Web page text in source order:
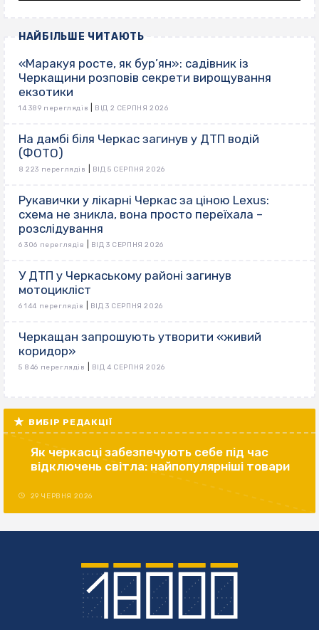
НАЙБІЛЬШЕ ЧИТАЮТЬ
«Маракуя росте, як бур’ян»: садівник із
Черкащини розповів секрети вирощування
екзотики
14 389 переглядів ВІД 2 СЕРПНЯ 2026
На дамбі біля Черкас загинув у ДТП водій
(ФОТО)
8 223 переглядів ВІД 5 СЕРПНЯ 2026
Рукавички у лікарні Черкас за ціною Lexus:
схема не зникла, вона просто переїхала –
розслідування
6 306 переглядів ВІД 3 СЕРПНЯ 2026
У ДТП у Черкаському районі загинув
мотоцикліст
6 144 переглядів ВІД 3 СЕРПНЯ 2026
Черкащан запрошують утворити «живий
коридор»
5 846 переглядів ВІД 4 СЕРПНЯ 2026
ВИБІР РЕДАКЦІЇ
Як черкасці забезпечують себе під час
відключень світла: найпопулярніші товари
29 ЧЕРВНЯ 2026